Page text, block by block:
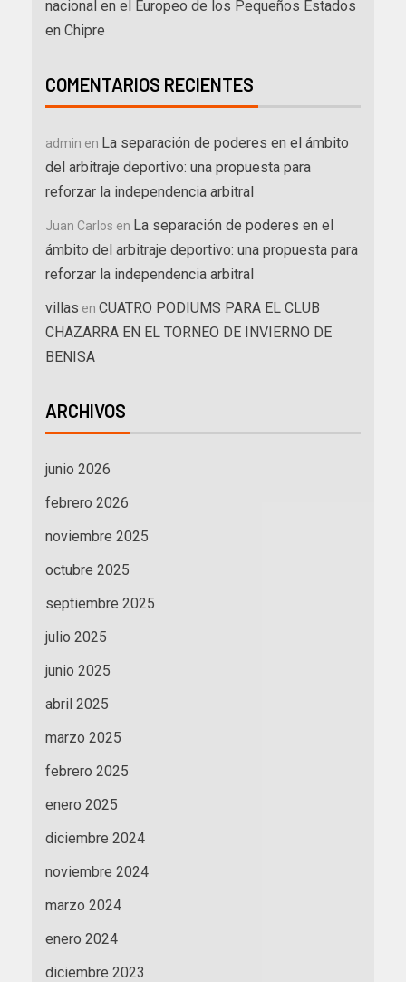
nacional en el Europeo de los Pequeños Estados
en Chipre
COMENTARIOS RECIENTES
admin en La separación de poderes en el ámbito
del arbitraje deportivo: una propuesta para
reforzar la independencia arbitral
Juan Carlos en La separación de poderes en el
ámbito del arbitraje deportivo: una propuesta para
reforzar la independencia arbitral
villas en CUATRO PODIUMS PARA EL CLUB
CHAZARRA EN EL TORNEO DE INVIERNO DE
BENISA
ARCHIVOS
junio 2026
febrero 2026
noviembre 2025
octubre 2025
septiembre 2025
julio 2025
junio 2025
abril 2025
marzo 2025
febrero 2025
enero 2025
diciembre 2024
noviembre 2024
marzo 2024
enero 2024
diciembre 2023